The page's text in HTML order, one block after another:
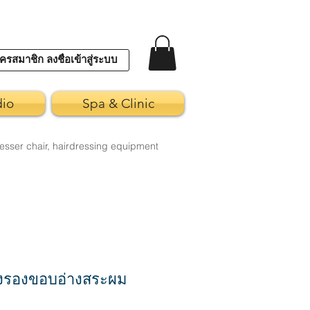
รสมาชิก ลงชื่อเข้าสู่ระบบ
Spa & Clinic
chair, hairdressing equipment
รองขอบอ่างสระผม